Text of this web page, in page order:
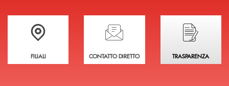
Trova la filiale più vicina a te
FILIALI
Hai bisogno di assistenza immediata?
CONTATTO DIRETTO
Hai bisogno di
TRASPARENZA